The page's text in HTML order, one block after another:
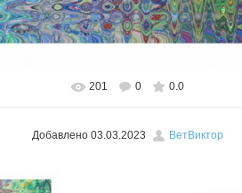
В реальном размере 470x600
201 0 0.0
Добавлено 03.03.2023 ВетВиктор